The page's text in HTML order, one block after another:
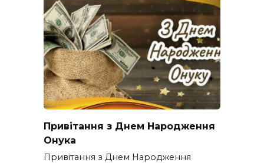
Привітання з Днем Народження
Онука
Привітання з Днем Народження